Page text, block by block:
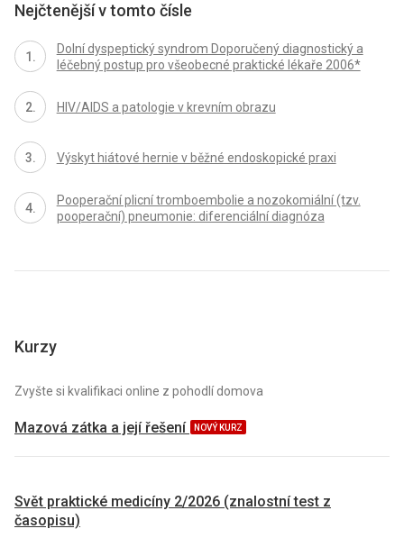
Nejčtenější v tomto čísle
Dolní dyspeptický syndrom Doporučený diagnostický a
léčebný postup pro všeobecné praktické lékaře 2006*
HIV/AIDS a patologie v krevním obrazu
Výskyt hiátové hernie v běžné endoskopické praxi
Pooperační plicní tromboembolie a nozokomiální (tzv.
pooperační) pneumonie: diferenciální diagnóza
Kurzy
Zvyšte si kvalifikaci online z pohodlí domova
Mazová zátka a její řešení NOVÝ KURZ
Svět praktické medicíny 2/2026 (znalostní test z
časopisu)